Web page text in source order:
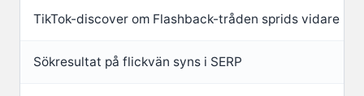
TikTok-discover om Flashback-tråden sprids vidare
Sökresultat på flickvän syns i SERP